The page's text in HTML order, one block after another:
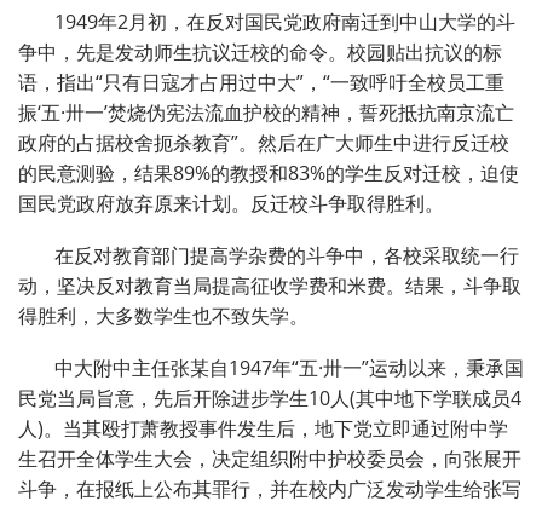
1949年2月初，在反对国民党政府南迁到中山大学的斗
争中，先是发动师生抗议迁校的命令。校园贴出抗议的标
语，指出“只有日寇才占用过中大”，“一致呼吁全校员工重
振‘五·卅一’焚烧伪宪法流血护校的精神，誓死抵抗南京流亡
政府的占据校舍扼杀教育”。然后在广大师生中进行反迁校
的民意测验，结果89%的教授和83%的学生反对迁校，迫使
国民党政府放弃原来计划。反迁校斗争取得胜利。
在反对教育部门提高学杂费的斗争中，各校采取统一行
动，坚决反对教育当局提高征收学费和米费。结果，斗争取
得胜利，大多数学生也不致失学。
中大附中主任张某自1947年“五·卅一”运动以来，秉承国
民党当局旨意，先后开除进步学生10人(其中地下学联成员4
人)。当其殴打萧教授事件发生后，地下党立即通过附中学
生召开全体学生大会，决定组织附中护校委员会，向张展开
斗争，在报纸上公布其罪行，并在校内广泛发动学生给张写